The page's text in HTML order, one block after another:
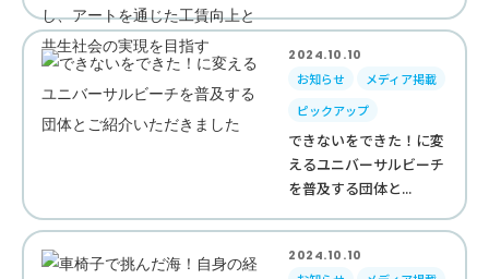
2024.10.10
お知らせ
メディア掲載
ピックアップ
できないをできた！に変
えるユニバーサルビーチ
を普及する団体と...
2024.10.10